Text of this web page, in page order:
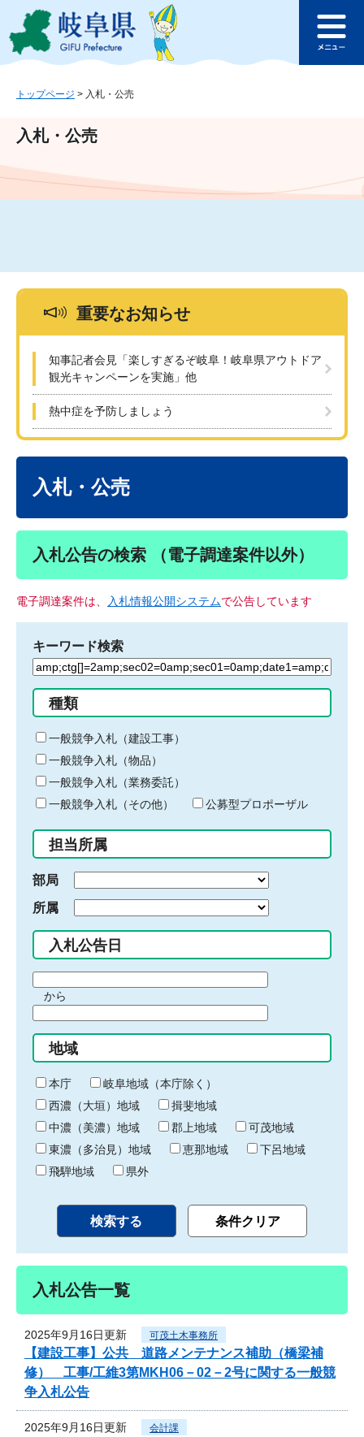
ジ
ュ
文
このページの本文へ
ュ
トップページ > 入札・公売
入札・公売
重要なお知らせ
知事記者会見「楽しすぎるぞ岐阜！岐阜県アウトドア
観光キャンペーンを実施」他
熱中症を予防しましょう
入札・公売
入札公告の検索 （電子調達案件以外）
電子調達案件は、 入札情報公開システムで公告しています
キーワード検索
検
る
キ
ー
ワ
ー
ド
入
力
種類
一般競争入札（建設工事）
一般競争入札（物品）
一般競争入札（業務委託）
一般競争入札（その他）
公募型プロポーザル
担当所属
部局
所属
入札公告日
間
始
り
から
間
終
わ
り
地域
本庁
岐阜地域（本庁除く）
西濃（大垣）地域
揖斐地域
中濃（美濃）地域
郡上地域
可茂地域
東濃（多治見）地域
恵那地域
下呂地域
飛騨地域
県外
入札公告一覧
2025年9月16日更新 可茂土木事務所
【建設工事】公共 道路メンテナンス補助（橋梁補
修） 工事/工維3第MKH06－02－2号に関する一般競
争入札公告
2025年9月16日更新 会計課